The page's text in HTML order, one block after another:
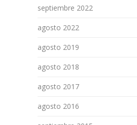
septiembre 2022
agosto 2022
agosto 2019
agosto 2018
agosto 2017
agosto 2016